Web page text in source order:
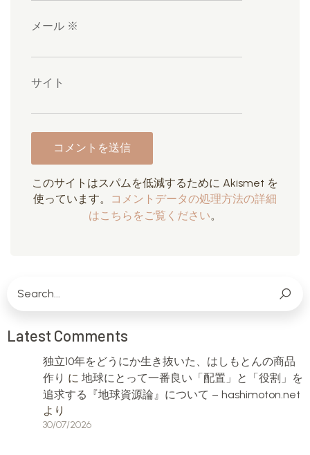
メール ※
サイト
このサイトはスパムを低減するために Akismet を
使っています。
コメントデータの処理方法の詳細
はこちらをご覧ください。
Latest Comments
独立10年をどうにか生き抜いた、はしもとんの商品
作り に 地球にとって一番良い「配置」と「役割」を
追求する『地球資源論』について – hashimoton.net
より
30/07/2026